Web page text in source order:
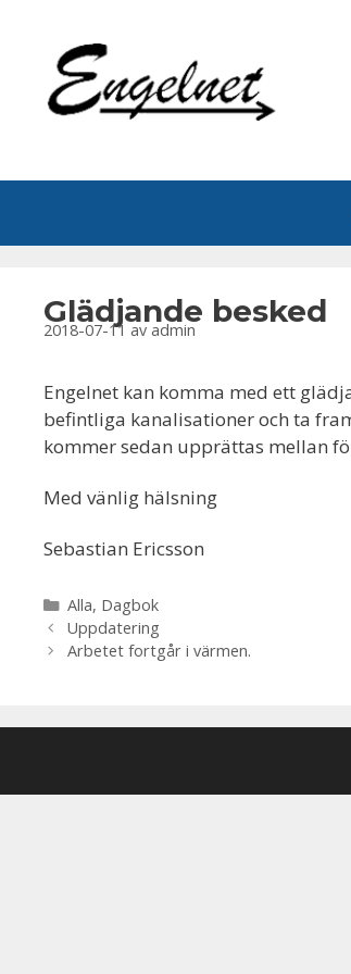
innehåll
Glädjande besked
2018-07-11 av admin
Engelnet kan komma med ett
befintliga kanalisationer och ta
kommer sedan upprättas mellan
Med vänlig hälsning
Sebastian Ericsson
Kategorier
Alla, Dagbok
Uppdatering
Arbetet fortgår i värmen.